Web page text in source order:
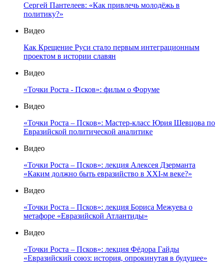
Сергей Пантелеев: «Как привлечь молодёжь в
политику?»
Видео
Как Крещение Руси стало первым интеграционным
проектом в истории славян
Видео
«Точки Роста - Псков»: фильм о Форуме
Видео
«Точки Роста – Псков»: Мастер-класс Юрия Шевцова по
Евразийской политической аналитике
Видео
«Точки Роста – Псков»: лекция Алексея Дзерманта
«Каким должно быть евразийство в XXI-м веке?»
Видео
«Точки Роста – Псков»: лекция Бориса Межуева о
метафоре «Евразийской Атлантиды»
Видео
«Точки Роста – Псков»: лекция Фёдора Гайды
«Евразийский союз: история, опрокинутая в будущее»